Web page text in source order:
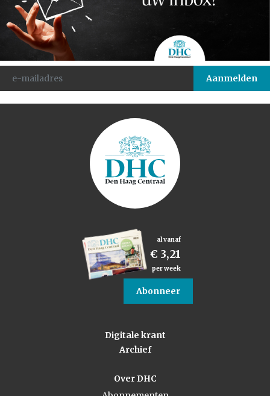
al vanaf
€ 3,21
per week
Abonneer
Digitale krant
Archief
Over DHC